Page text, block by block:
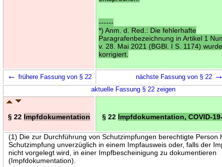
------
*) Anm. d. Red.: Die fehlerhafte
Paragrafenbezeichnung in Artikel 1
v. 28. Mai 2021 (BGBl. I S. 1174)
korrigiert.
← frühere Fassung von § 22 nächste Fassung von § 22
aktuelle Fassung § 22 zeigen
§ 22 Impfdokumentation § 22 Impfdokumentation, COVID-
(1) Die zur Durchführung von Schutzimpfungen berechtigte Person
Schutzimpfung unverzüglich in einem Impfausweis oder, falls der
nicht vorgelegt wird, in einer Impfbescheinigung zu dokumentieren
(Impfdokumentation).